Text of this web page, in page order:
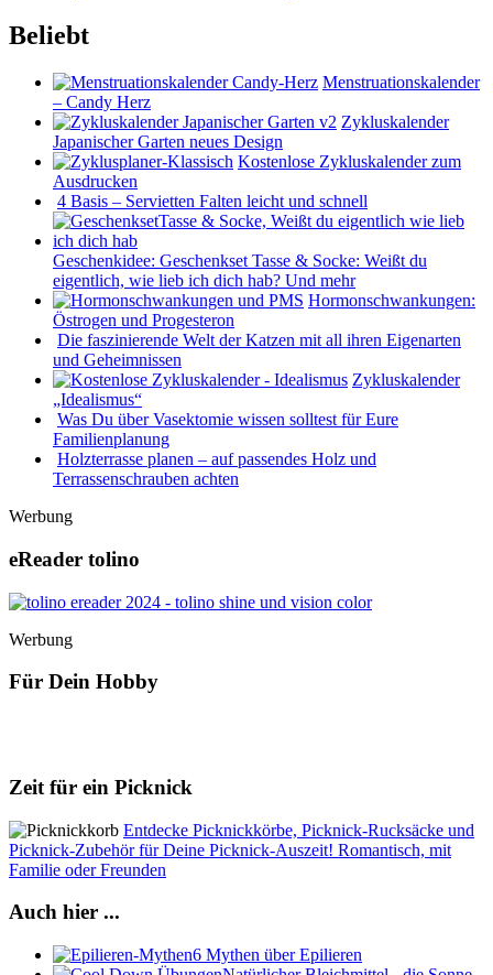
Beliebt
Menstruationskalender
– Candy Herz
Zykluskalender
Japanischer Garten neues Design
Kostenlose Zykluskalender zum
Ausdrucken
4 Basis – Servietten Falten leicht und schnell
Geschenkidee: Geschenkset Tasse & Socke: Weißt du
eigentlich, wie lieb ich dich hab? Und mehr
Hormonschwankungen:
Östrogen und Progesteron
Die faszinierende Welt der Katzen mit all ihren Eigenarten
und Geheimnissen
Zykluskalender
„Idealismus“
Was Du über Vasektomie wissen solltest für Eure
Familienplanung
Holzterrasse planen – auf passendes Holz und
Terrassenschrauben achten
Werbung
eReader tolino
Werbung
Für Dein Hobby
Zeit für ein Picknick
Entdecke Picknickkörbe, Picknick-Rucksäcke und
Picknick-Zubehör für Deine Picknick-Auszeit! Romantisch, mit
Familie oder Freunden
Auch hier ...
6 Mythen über Epilieren